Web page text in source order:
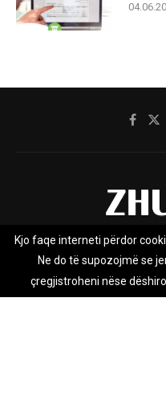
Rreth nesh
Zhurnal.mk është Agjenci e
Kjo faqe interneti përdor
Ne do të supozojmë se
çregjistroheni nëse